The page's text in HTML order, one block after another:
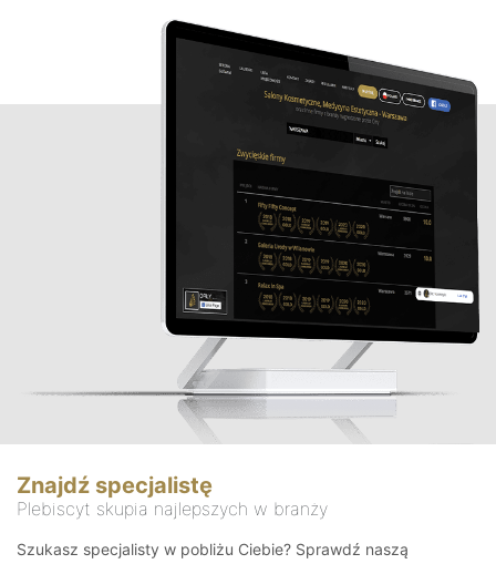
Znajdź specjalistę
Plebiscyt skupia najlepszych w branży
Szukasz specjalisty w pobliżu Ciebie? Sprawdź naszą